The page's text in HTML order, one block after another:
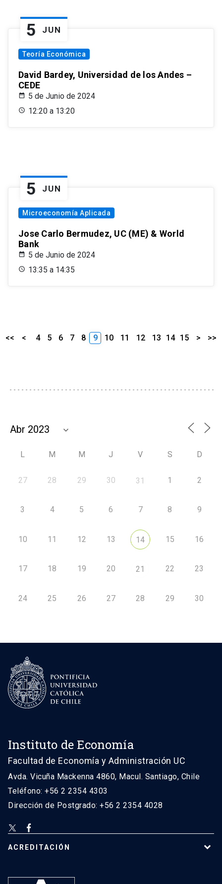
5 JUN
Teoría Económica
David Bardey, Universidad de los Andes –
CEDE
5 de Junio de 2024
12:20 a 13:20
5 JUN
Microeconomía Aplicada
Jose Carlo Bermudez, UC (ME) & World
Bank
5 de Junio de 2024
13:35 a 14:35
<< < 4 5 6 7 8 9 10 11 12 13 14 15 > >>
L M M J V S D
27 28 29 30 31 1 2
3 4 5 6 7 8 9
10 11 12 13 14 15 16
17 18 19 20 21 22 23
24 25 26 27 28 29 30
Instituto de Economía
Facultad de Economía y Administración UC
Avda. Vicuña Mackenna 4860, Macul. Santiago, Chile
Teléfono: +56 2 2354 4303
Dirección de Postgrado: +56 2 2354 4028
ACREDITACIÓN